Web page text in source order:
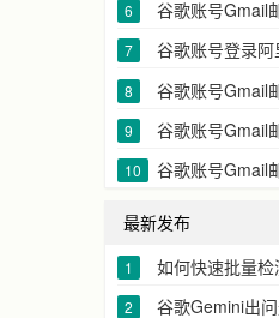
6
7
8
9
10
最新发布
1
2